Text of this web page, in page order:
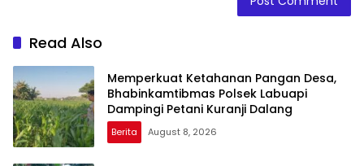
Read Also
Memperkuat Ketahanan Pangan Desa,
Bhabinkamtibmas Polsek Labuapi
Dampingi Petani Kuranji Dalang
Berita August 8, 2026